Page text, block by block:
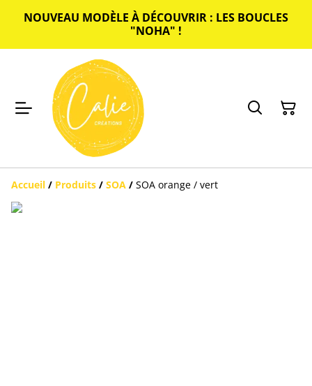
NOUVEAU MODÈLE À DÉCOUVRIR : LES BOUCLES
"NOHA" !
Accueil / Produits / SOA / SOA orange / vert